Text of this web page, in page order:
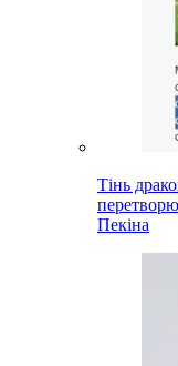
Тінь
Пекіна